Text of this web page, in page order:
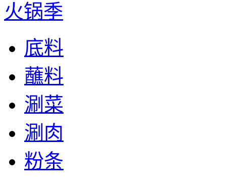
火锅季
底料
蘸料
涮菜
涮肉
粉条